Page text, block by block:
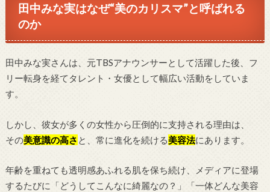
田中みな実はなぜ“美のカリスマ”と呼ばれる
のか
田中みな実さんは、元TBSアナウンサーとして活躍した後、フ
リー転身を経てタレント・女優として幅広い活動をしていま
す。
しかし、彼女が多くの女性から圧倒的に支持される理由は、
その美意識の高さ と、常に進化を続ける美容法にあります。
年齢を重ねても透明感あふれる肌を保ち続け、メディアに登場
するたびに「どうしてこんなに綺麗なの？」「一体どんな美容